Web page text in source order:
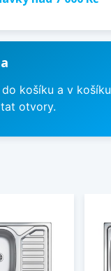
košíku a v košíku
otvory.